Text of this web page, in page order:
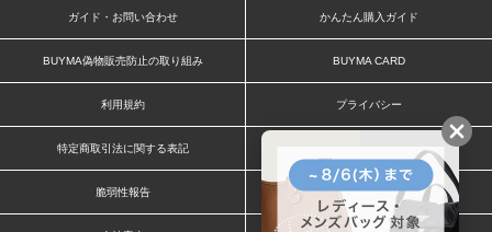
ガイド・お問い合わせ かんたん購入ガイド
BUYMA偽物販売防止の取り組み BUYMA CARD
利用規約 プライバシー
特定商取引法に関する表記 お客様情報の外部送信について
脆弱性報告 お知らせ(PCサイト)